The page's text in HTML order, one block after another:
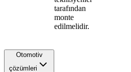
tarafından
monte
edilmelidir.
Otomotiv
çözümleri